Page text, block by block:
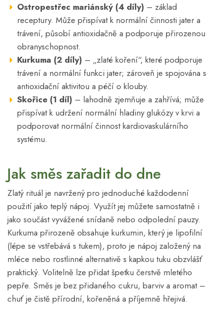
Ostropestřec mariánský (4 díly) – základ
receptury. Může přispívat k normální činnosti jater a
trávení, působí antioxidačně a podporuje přirozenou
obranyschopnost.
Kurkuma (2 díly) – „zlaté koření“, které podporuje
trávení a normální funkci jater; zároveň je spojována s
antioxidační aktivitou a péčí o klouby.
Skořice (1 díl) – lahodně zjemňuje a zahřívá; může
přispívat k udržení normální hladiny glukózy v krvi a
podporovat normální činnost kardiovaskulárního
systému.
Jak směs zařadit do dne
Zlatý rituál je navržený pro jednoduché každodenní
použití jako teplý nápoj. Využít jej můžete samostatně i
jako součást vyvážené snídaně nebo odpolední pauzy.
Kurkuma přirozeně obsahuje kurkumin, který je lipofilní
(lépe se vstřebává s tukem), proto je nápoj založený na
mléce nebo rostlinné alternativě s kapkou tuku obzvlášť
praktický. Volitelně lze přidat špetku čerstvě mletého
pepře. Směs je bez přidaného cukru, barviv a aromat –
chuť je čistě přírodní, kořeněná a příjemně hřejivá.